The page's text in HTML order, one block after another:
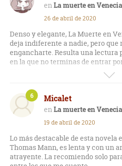
La muerte en Venecia
26 de abril de 2020
Denso y elegante, La Muerte en
deja indiferente a nadie, pero que
engancharte. Resulta una
en la que no terminas de entrar
Conocía al autor, Thomas Mann,
había leído nada suyo. Y después
comprendo por qué he tardado
Indudablemente Mann es un
escritura resulta refinado y muy
y tediosa, su lenguaje de una
irritantemente artificiosa y
tan minuciosas y detalladas que
desliza ante tus ojos. Pero son sus
Micalet
La muerte en Venecia
6
19 de abril de 2020
Lo más destacable de esta novela
Thomas Mann, es lenta y con un
atrayente. La recomiendo solo